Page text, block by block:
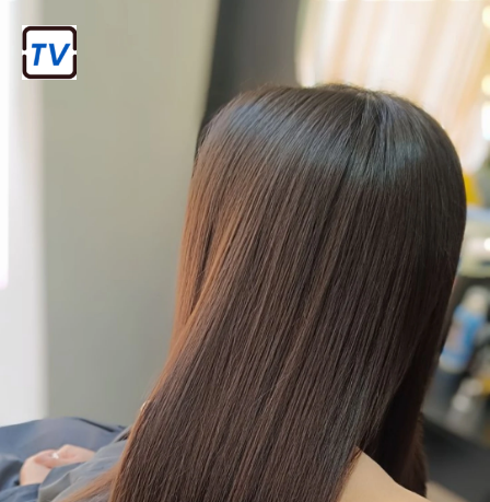
स्टेप-3
अब आप अपने बालों को किसी अच्छे से शैंपू से सादे
पानी से धोकर साफ कर लें। ऐसा करने से आपके
बाल चमकदार हो सकते हैं।